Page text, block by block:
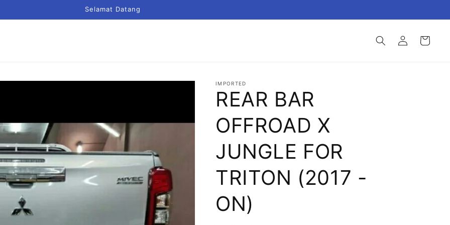
Selamat Datang
LoginKeranjang
IMPORTED
REAR BAR
OFFROAD X
JUNGLE FOR
TRITON (2017 -
ON)